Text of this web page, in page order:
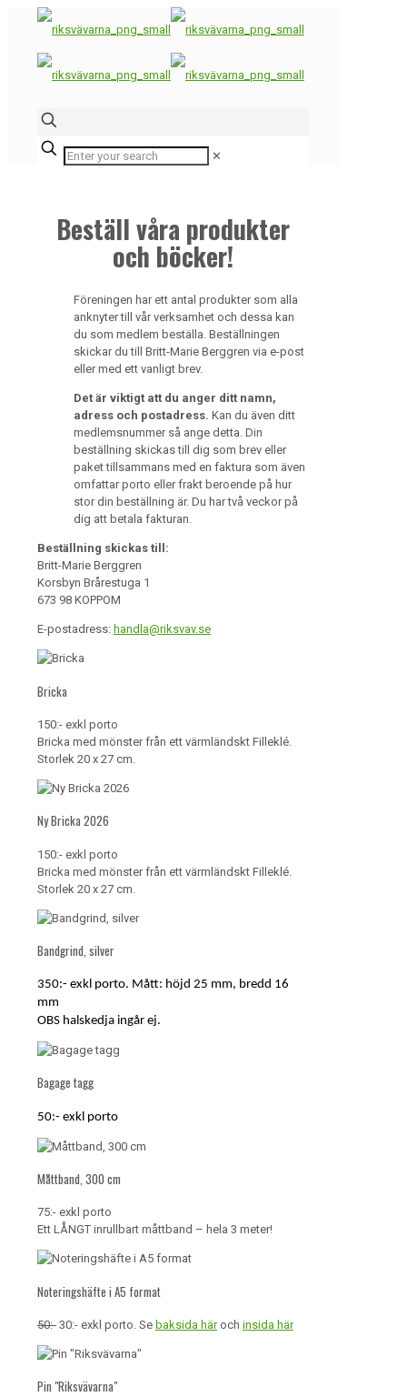
✕
Beställ våra produkter
och böcker!
Föreningen har ett antal produkter som alla
anknyter till vår verksamhet och dessa kan
du som medlem beställa. Beställningen
skickar du till Britt-Marie Berggren via e-post
eller med ett vanligt brev.
Det är viktigt att du anger ditt namn,
adress och postadress. Kan du även ditt
medlemsnummer så ange detta. Din
beställning skickas till dig som brev eller
paket tillsammans med en faktura som även
omfattar porto eller frakt beroende på hur
stor din beställning är. Du har två veckor på
dig att betala fakturan.
Beställning skickas till:
Britt-Marie Berggren
Korsbyn Brårestuga 1
673 98 KOPPOM
E-postadress: handla@riksvav.se
Bricka
150:- exkl porto
Bricka med mönster från ett värmländskt Filleklé.
Storlek 20 x 27 cm.
Ny Bricka 2026
150:- exkl porto
Bricka med mönster från ett värmländskt Filleklé.
Storlek 20 x 27 cm.
Bandgrind, silver
350:- exkl porto. Mått: höjd 25 mm, bredd 16
mm
OBS halskedja ingår ej.
Bagage tagg
50:- exkl porto
Måttband, 300 cm
75:- exkl porto
Ett LÅNGT inrullbart måttband – hela 3 meter!
Noteringshäfte i A5 format
50:- 30:- exkl porto. Se baksida häroch insida här
Pin "Riksvävarna"